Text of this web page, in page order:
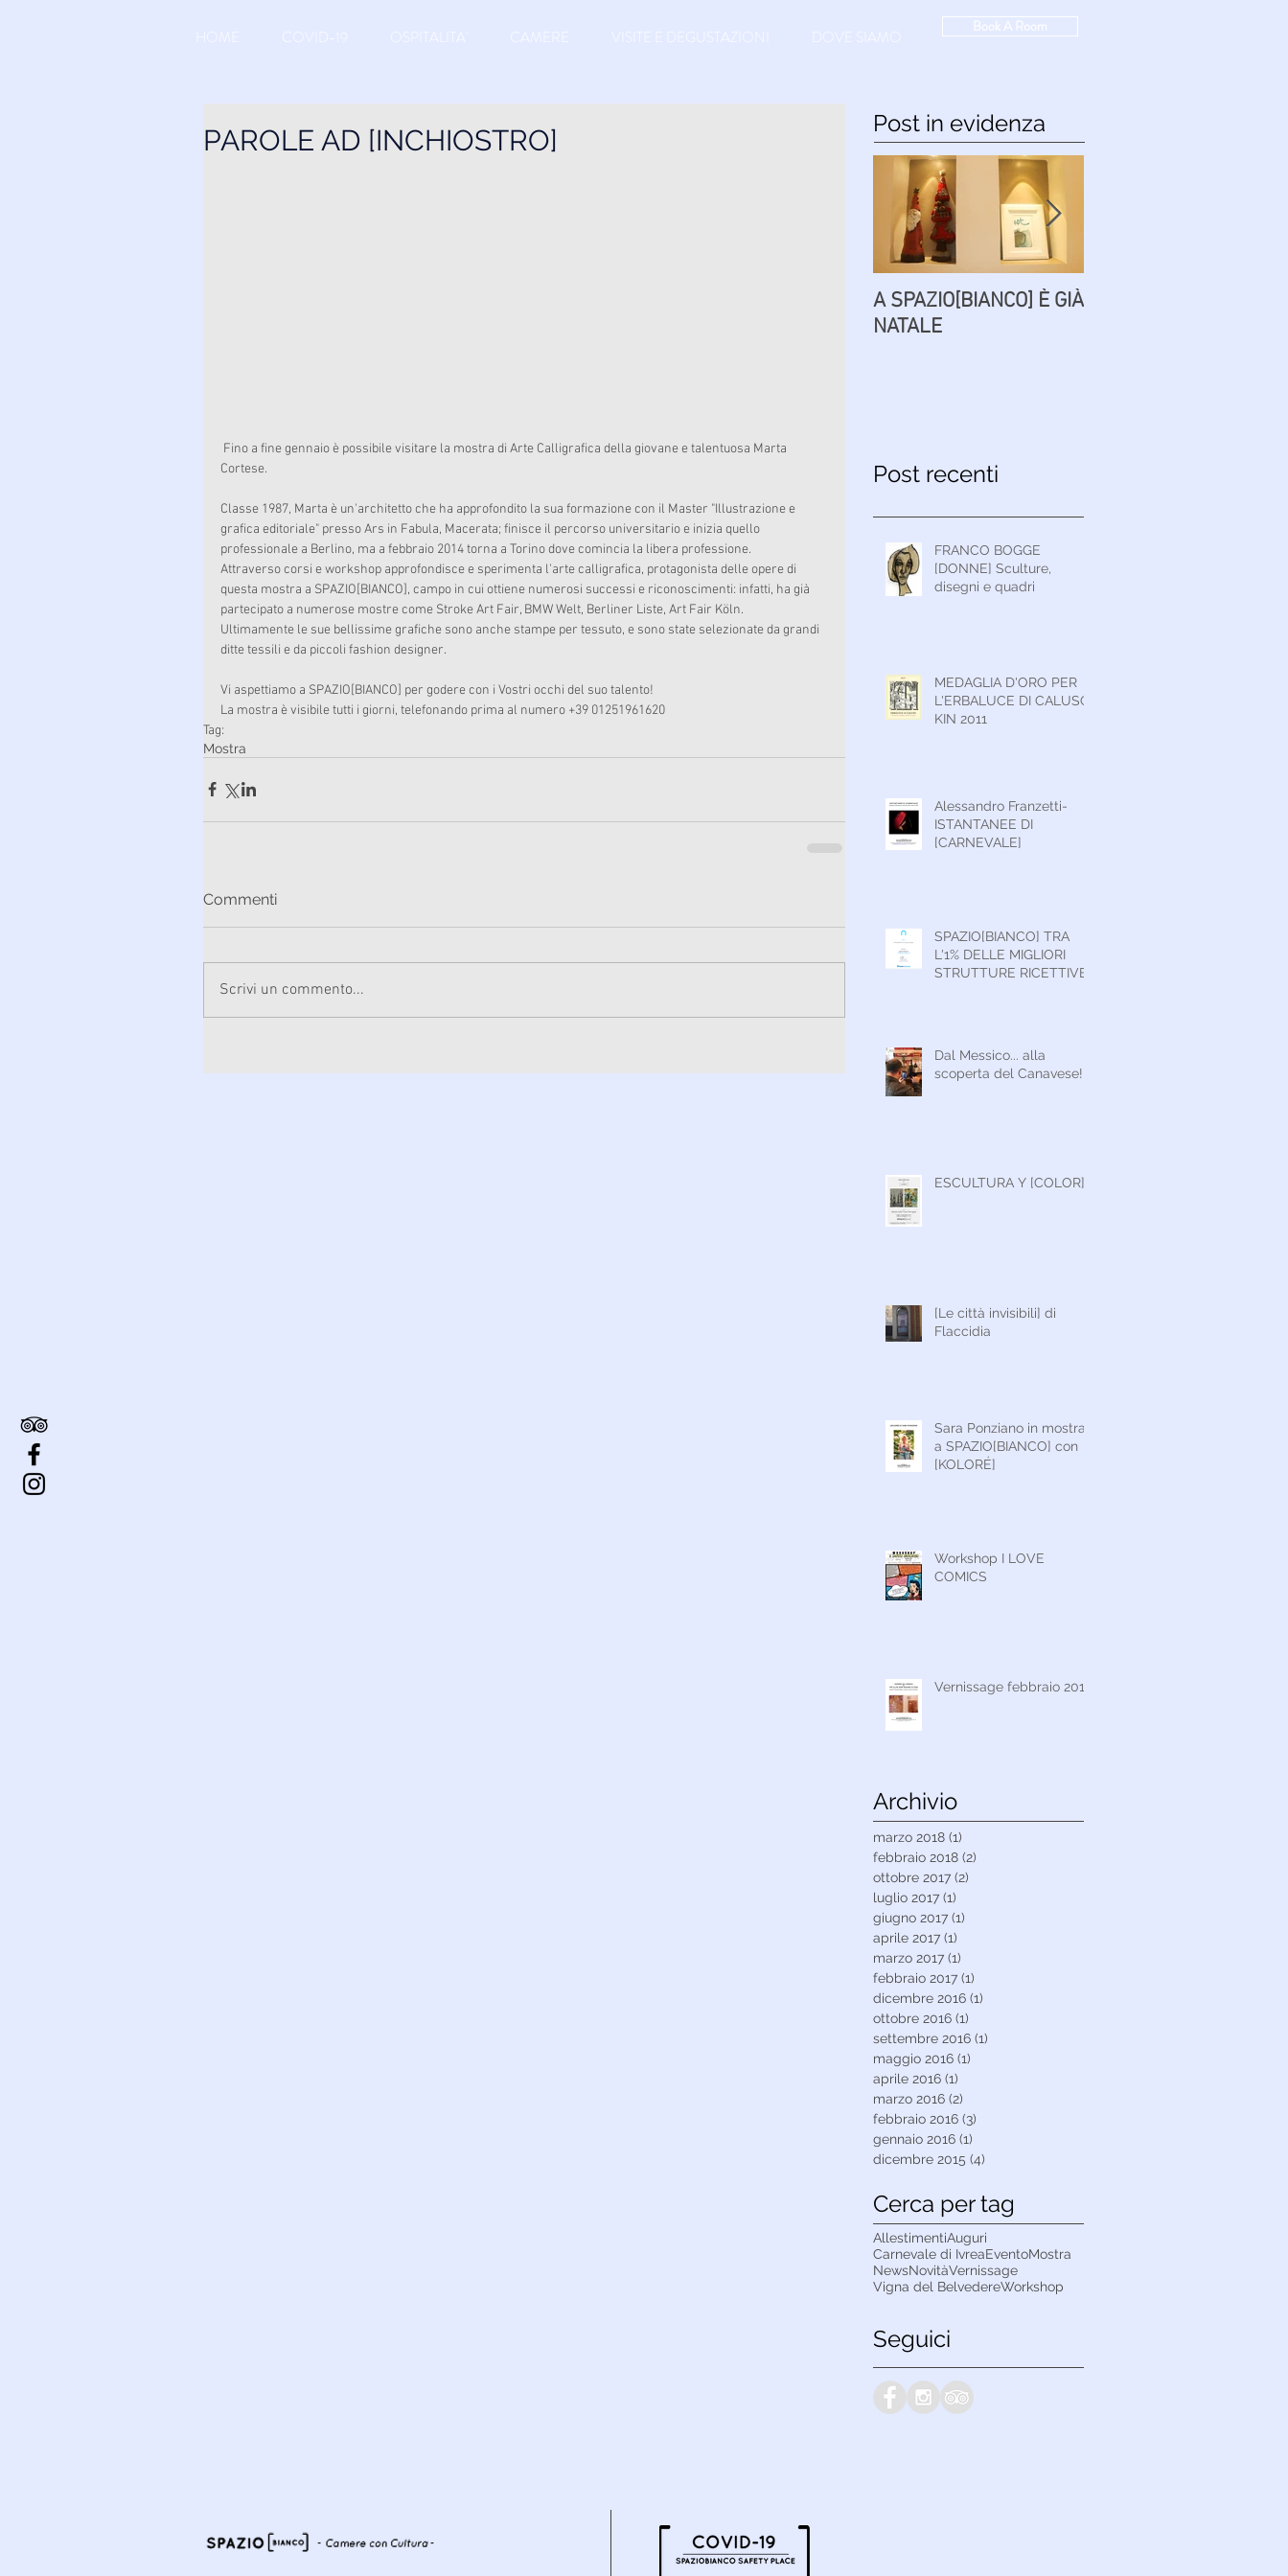
COVID-19 OSPITALITA' VISITE E DEGUSTAZIONI
Book A Room
PAROLE AD [INCHIOSTRO]
Cortese.
Classe 1987, Marta è un'architetto che ha approfondito la sua formazione con il Master "Illustrazione e
grafica editoriale" presso Ars in Fabula, Macerata; finisce il percorso universitario e inizia quello
professionale a Berlino, ma a febbraio 2014 torna a Torino dove comincia la libera professione.
Attraverso corsi e workshop approfondisce e sperimenta l'arte calligrafica, protagonista delle opere di
questa mostra a SPAZIO[BIANCO], campo in cui ottiene numerosi successi e riconoscimenti: infatti, ha già
partecipato a numerose mostre come Stroke Art Fair, BMW Welt, Berliner Liste, Art Fair Köln.
Ultimamente le sue bellissime grafiche sono anche stampe per tessuto, e sono state selezionate da grandi
ditte tessili e da piccoli fashion designer.
Vi aspettiamo a SPAZIO[BIANCO] per godere con i Vostri occhi del suo talento!
La mostra è visibile tutti i giorni, telefonando prima al numero +39 01251961620
Tag:
Mostra
Commenti
Scrivi un commento...
Post in evidenza
A SPAZIO[BIANCO] È GIÀ
NATALE
Post recenti
FRANCO BOGGE
[DONNE] Sculture,
disegni e quadri
MEDAGLIA D'ORO PER
L'ERBALUCE DI CALUSO
KIN 2011
Alessandro Franzetti-
ISTANTANEE DI
[CARNEVALE]
SPAZIO[BIANCO] TRA
L'1% DELLE MIGLIORI
STRUTTURE RICETTIVE
Dal Messico... alla
scoperta del Canavese!
ESCULTURA Y [COLOR]
[Le città invisibili] di
Flaccidia
Sara Ponziano in mostra
a SPAZIO[BIANCO] con
[KOLORÉ]
Workshop I LOVE
COMICS
Vernissage febbraio 2017
Archivio
marzo 2018 (1)
febbraio 2018 (2)
ottobre 2017 (2)
luglio 2017 (1)
giugno 2017 (1)
aprile 2017 (1)
marzo 2017 (1)
febbraio 2017 (1)
dicembre 2016 (1)
ottobre 2016 (1)
settembre 2016 (1)
maggio 2016 (1)
aprile 2016 (1)
marzo 2016 (2)
febbraio 2016 (3)
gennaio 2016 (1)
dicembre 2015 (4)
Cerca per tag
AllestimentiAuguri
Carnevale di IvreaEventoMostra
NewsNovitàVernissage
Vigna del BelvedereWorkshop
Seguici